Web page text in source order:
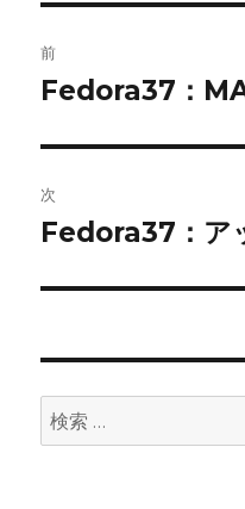
稿
ビ
ゲ
ー
ン
前
前
投
稿:
Fedora37：
次
次
投
Fedora37：ア
検
索: